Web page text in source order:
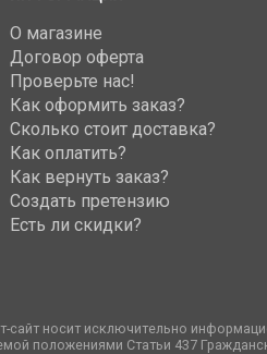
О магазине
Договор оферта
Проверьте нас!
Как оформить заказ?
Сколько стоит доставка?
Как оплатить?
Как вернуть заказ?
Создать претензию
Есть ли скидки?
носит исключительно
положениями Статьи 437